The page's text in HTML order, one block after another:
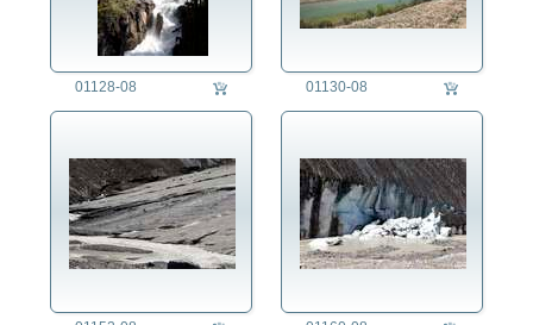
01128-08 01130-08